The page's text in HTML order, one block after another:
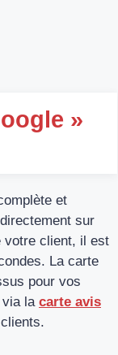
»
et
sur
votre client, il est
La carte
pour vos
via la carte avis